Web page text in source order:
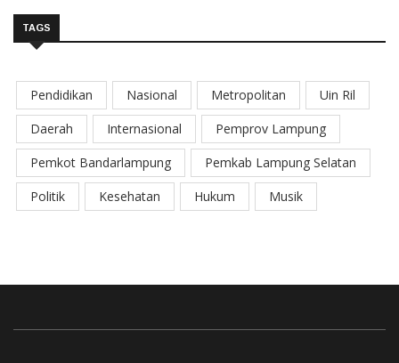
TAGS
Pendidikan Nasional Metropolitan
Uin Ril
Daerah
Internasional
Pemprov Lampung
Pemkot Bandarlampung
Pemkab Lampung Selatan
Politik
Kesehatan Hukum Musik